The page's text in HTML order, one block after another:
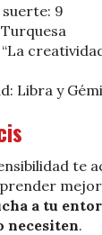
9
“La
Libra y
te
mejor
a tu
necesiten.